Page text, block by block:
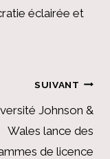
éclairée et
SUIVANT
Johnson &
Wales lance des
de licence